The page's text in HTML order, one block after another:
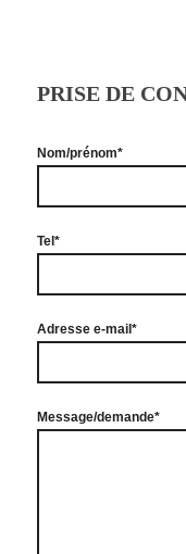
PRISE DE
Nom/prénom*
Tel*
Adresse e-mail*
Message/demande*